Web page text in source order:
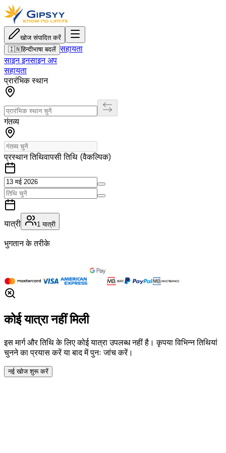
खोज संपादित करें
🇮🇳हिन्दीभाषा बदलें सहायता
साइन इनसाइन अप
सहायता
प्रारंभिक स्थान
गंतव्य
प्रस्थान तिथिवापसी तिथि (वैकल्पिक)
यात्री 1 यात्री
भुगतान के तरीके
कोई यात्रा नहीं मिली
इस मार्ग और तिथि के लिए कोई यात्रा उपलब्ध नहीं है। कृपया विभिन्न तिथियां
चुनने का प्रयास करें या बाद में पुनः जांच करें।
नई खोज शुरू करें